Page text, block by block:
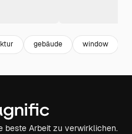
gebäude window
beste Arbeit zu verwirklichen.